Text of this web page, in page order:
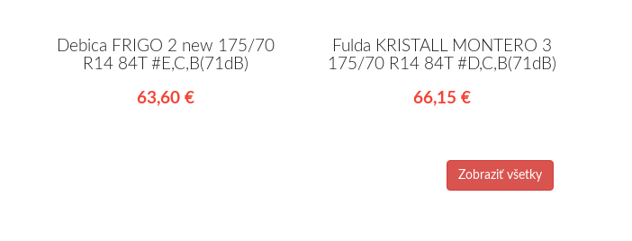
Debica FRIGO 2 new 175/70
R14 84T #E,C,B(71dB)
63,60 €
Fulda KRISTALL MONTERO 3
175/70 R14 84T #D,C,B(71dB)
66,15 €
Zobraziť všetky